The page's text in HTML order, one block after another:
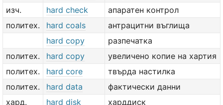
изч.
hard check
апаратен контрол
политех.
hard coals
антрацитни въглища
hard copy
разпечатка
политех.
hard copy
увеличено копие на хартия
политех.
hard core
твърда настилка
политех.
hard data
фактически данни
хард.
hard disk
харддиск